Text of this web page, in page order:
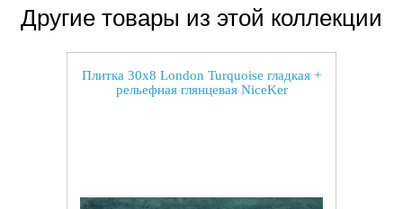
Другие товары из этой коллекции
Плитка 30x8 London Turquoise гладкая +
рельефная глянцевая NiceKer